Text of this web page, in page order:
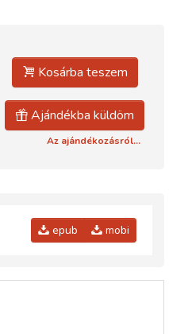
Kosárba teszem
Ajándékba küldöm
Az ajándékozásról...
epub mobi